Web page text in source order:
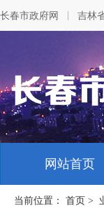
长春市政府网 吉林
网站首页
当前位置： 首页 >